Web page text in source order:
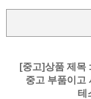
[중고]상품 제목
중고 부품이고
테